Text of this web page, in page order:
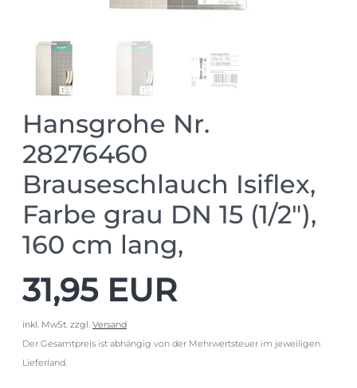
Hansgrohe Nr.
28276460
Brauseschlauch Isiflex,
Farbe grau DN 15 (1/2"),
160 cm lang,
31,95 EUR
inkl. MwSt. zzgl. Versand
Der Gesamtpreis ist abhängig von der Mehrwertsteuer im jeweiligen
Lieferland.